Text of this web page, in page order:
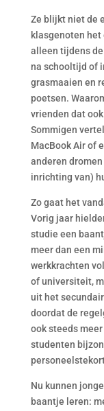
Ze blijkt niet de
klasgenoten het
alleen tijdens
na schooltijd of
grasmaaien en
poetsen.
vrienden dat
Sommigen
MacBook Air of
anderen
inrichting van)
Zo gaat het
Vorig jaar
studie een
meer dan een
werkkrachten
of universiteit,
uit het
doordat de
ook steeds
studenten
Nu kunnen
baantje leren: